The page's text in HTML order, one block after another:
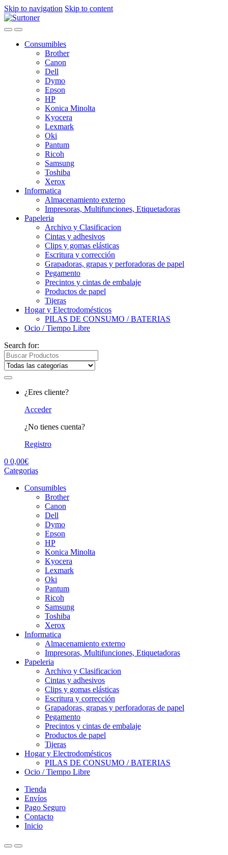
Skip to navigation Skip to content
Consumibles
Brother
Canon
Dell
Dymo
Epson
HP
Konica Minolta
Kyocera
Lexmark
Oki
Pantum
Ricoh
Samsung
Toshiba
Xerox
Informatica
Almacenamiento externo
Impresoras, Multifunciones, Etiquetadoras
Papeleria
Archivo y Clasificacion
Cintas y adhesivos
Clips y gomas elásticas
Escritura y corrección
Grapadoras, grapas y perforadoras de papel
Pegamento
Precintos y cintas de embalaje
Productos de papel
Tijeras
Hogar y Electrodomésticos
PILAS DE CONSUMO / BATERIAS
Ocio / Tiempo Libre
Search for:
¿Eres cliente?
Acceder
¿No tienes cuenta?
Registro
0 0,00€
Categorias
Consumibles
Brother
Canon
Dell
Dymo
Epson
HP
Konica Minolta
Kyocera
Lexmark
Oki
Pantum
Ricoh
Samsung
Toshiba
Xerox
Informatica
Almacenamiento externo
Impresoras, Multifunciones, Etiquetadoras
Papeleria
Archivo y Clasificacion
Cintas y adhesivos
Clips y gomas elásticas
Escritura y corrección
Grapadoras, grapas y perforadoras de papel
Pegamento
Precintos y cintas de embalaje
Productos de papel
Tijeras
Hogar y Electrodomésticos
PILAS DE CONSUMO / BATERIAS
Ocio / Tiempo Libre
Tienda
Envíos
Pago Seguro
Contacto
Inicio